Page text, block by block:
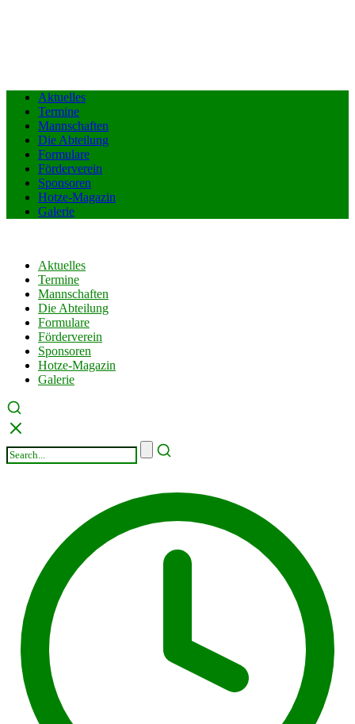
Aktuelles
Termine
Mannschaften
Die Abteilung
Formulare
Förderverein
Sponsoren
Hotze-Magazin
Galerie
Aktuelles
Termine
Mannschaften
Die Abteilung
Formulare
Förderverein
Sponsoren
Hotze-Magazin
Galerie